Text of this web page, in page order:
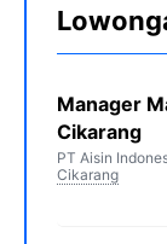
Manager
Cikarang
PT Aisin
Cikarang